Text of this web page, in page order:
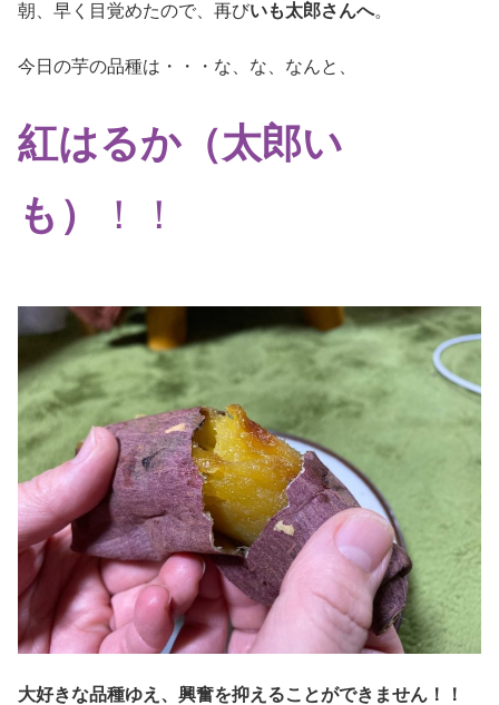
朝、早く目覚めたので、再びいも太郎さんへ。
今日の芋の品種は・・・な、な、なんと、
紅はるか（太郎い
も）
！！
大好きな品種ゆえ、興奮を抑えることができません！！